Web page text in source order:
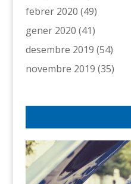
febrer 2020 (49)
gener 2020 (41)
desembre 2019 (54)
novembre 2019 (35)